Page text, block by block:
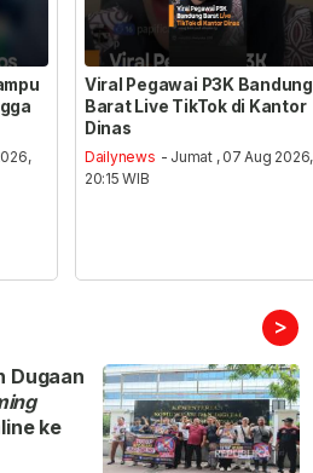
Viral Pegawai P3K Bandung
Barat Live TikTok di Kantor
Dinas
Dailynews - Jumat , 07 Aug 2026,
20:15 WIB
>
Dugaan
ke